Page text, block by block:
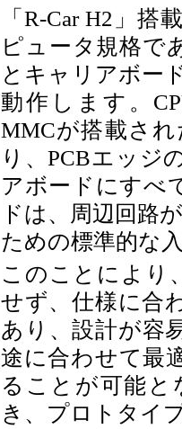
「R-Car H2 」搭
ピュータ規格で
とキャリアボー
動作します。
MMCが搭載さ
り、PCBエッジ
アボードにすべ
ドは、周辺回路
ための標準的な
このことにより
せず、仕様に合
あり、設計が容
途に合わせて最
ることが可能
き、プロトタイ